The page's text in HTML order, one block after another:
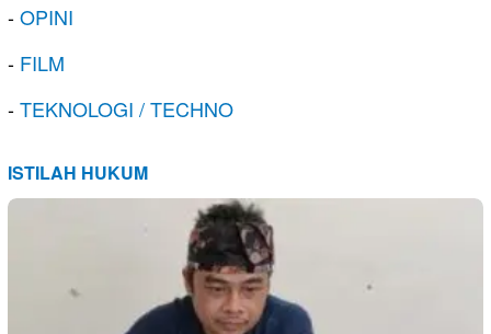
-OPINI
- FILM
-TEKNOLOGI / TECHNO
ISTILAH HUKUM